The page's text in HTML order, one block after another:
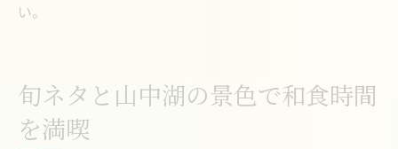
い。
旬ネタと山中湖の景色で和食時間
を満喫